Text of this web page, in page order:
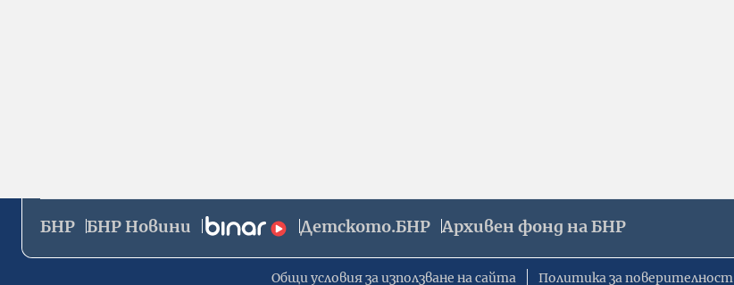
БНР БНР Новини Детското.БНР Архивен фонд на БНР
Общи условия за използване на сайта Политика за поверителност